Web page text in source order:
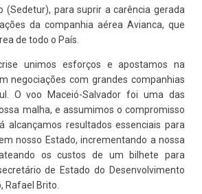
(Sedetur), para suprir a carência gerada
da companhia aérea Avianca, que
de todo o País.
unimos esforços e apostamos na
negociações com grandes companhias
O voo Maceió-Salvador foi uma das
malha, e assumimos o compromisso
alcançamos resultados essenciais para
nosso Estado, incrementando a nossa
os custos de um bilhete para
de Estado do Desenvolvimento
Rafael Brito.